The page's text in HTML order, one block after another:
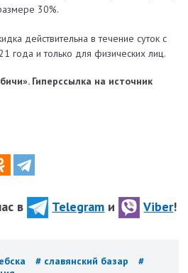
30%.
действительна в течение суток с
года и только для физических лиц.
Гиперссылка на источник
в Telegram и Viber!
# славянский базар
#